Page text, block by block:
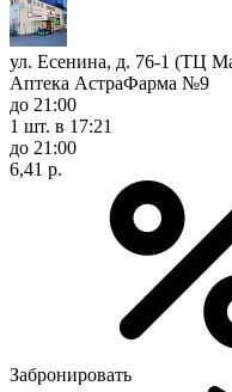
ул. Есенина, д. 76-1 (ТЦ
Аптека АстраФарма №9
до 21:00
1 шт. в 17:21
до 21:00
6,41 р.
Забронировать